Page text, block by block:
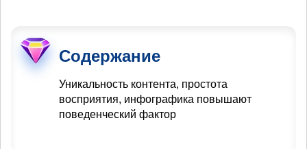
Содержание
Уникальность контента, простота
восприятия, инфографика повышают
поведенческий фактор